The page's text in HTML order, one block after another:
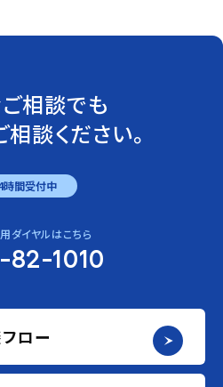
相談でも
談ください。
時間受付中
ダイヤルはこちら
82-1010
ロー